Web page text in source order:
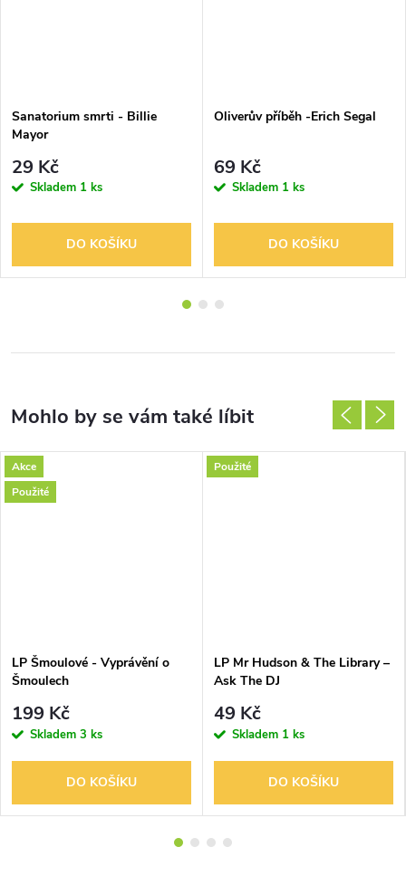
Sanatorium smrti - Billie
Mayor
29 Kč
Skladem 1 ks
DO KOŠÍKU
Oliverův příběh -Erich Segal
69 Kč
Skladem 1 ks
DO KOŠÍKU
Akce
Použité
LP Šmoulové - Vyprávění o
Šmoulech
199 Kč
Skladem 3 ks
DO KOŠÍKU
Použité
LP Mr Hudson & The Library –
Ask The DJ
49 Kč
Skladem 1 ks
DO KOŠÍKU